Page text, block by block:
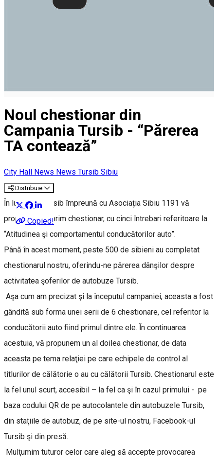
Noul chestionar din
Campania Tursib - “Părerea
TA contează”
City Hall News News Tursib Sibiu
Distribuie
Copied!
Ȋn luna mai, Tursib împreună cu Asociația Sibiu 1191 vă
propuneau un prim chestionar, cu cinci întrebari referitoare la
“Atitudinea şi comportamentul conducătorilor auto”.
Până în acest moment, peste 500 de sibieni au completat
chestionarul nostru, oferindu-ne părerea dânşilor despre
activitatea şoferilor de autobuze Tursib.
Aşa cum am precizat şi la începutul campaniei, aceasta a fost
gândită sub forma unei serii de 6 chestionare, cel referitor la
conducătorii auto fiind primul dintre ele. Ȋn continuarea
acestuia, vă propunem un al doilea chestionar, de data
aceasta pe tema relaţiei pe care echipele de control al
titlurilor de călătorie o au cu călătorii Tursib. Chestionarul este
la fel unul scurt, accesibil – la fel ca şi în cazul primului - pe
baza codului QR de pe autocolantele din autobuzele Tursib,
din staţiile de autobuz, de pe site-ul nostru, Facebook-ul
Tursib şi din presă.
Mulţumim tuturor celor care aleg să accepte provocarea